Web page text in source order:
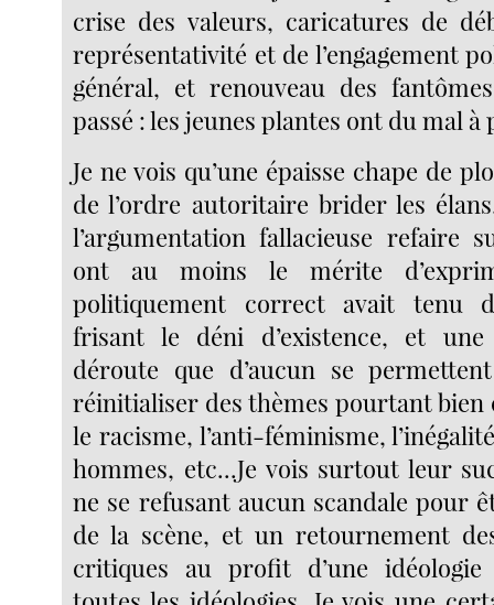
crise des valeurs, caricatures de
représentativité et de l’engagement
général, et renouveau des
passé : les jeunes plantes ont du mal à
Je ne vois qu’une épaisse chape de
de l’ordre autoritaire brider les
l’argumentation fallacieuse refaire
ont au moins le mérite
politiquement correct avait tenu
frisant le déni d’existence, et
déroute que d’aucun se
réinitialiser des thèmes pourtant bien
le racisme, l’anti-féminisme,
hommes, etc...Je vois surtout leur
ne se refusant aucun scandale pour
de la scène, et un retournement
critiques au profit d’une idéologie